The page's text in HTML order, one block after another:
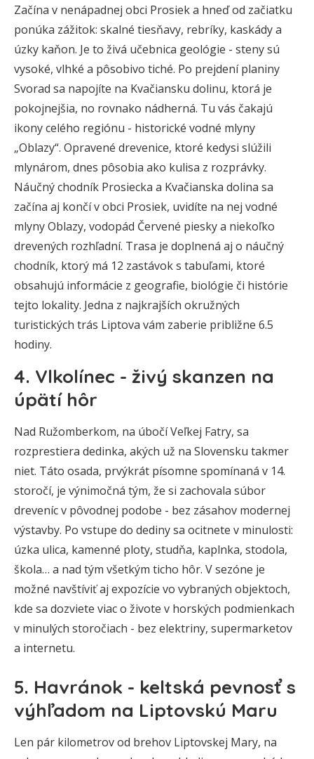
Začína v nenápadnej obci Prosiek a hneď od začiatku
ponúka zážitok: skalné tiesňavy, rebríky, kaskády a
úzky kaňon. Je to živá učebnica geológie - steny sú
vysoké, vlhké a pôsobivo tiché. Po prejdení planiny
Svorad sa napojíte na Kvačiansku dolinu, ktorá je
pokojnejšia, no rovnako nádherná. Tu vás čakajú
ikony celého regiónu - historické vodné mlyny
„Oblazy“. Opravené drevenice, ktoré kedysi slúžili
mlynárom, dnes pôsobia ako kulisa z rozprávky.
Náučný chodník Prosiecka a Kvačianska dolina sa
začína aj končí v obci Prosiek, uvidíte na nej vodné
mlyny Oblazy, vodopád Červené piesky a niekoľko
drevených rozhľadní. Trasa je doplnená aj o náučný
chodník, ktorý má 12 zastávok s tabuľami, ktoré
obsahujú informácie z geografie, biológie či histórie
tejto lokality. Jedna z najkrajších okružných
turistických trás Liptova vám zaberie približne 6.5
hodiny.
4. Vlkolínec - živý skanzen na
úpätí hôr
Nad Ružomberkom, na úbočí Veľkej Fatry, sa
rozprestiera dedinka, akých už na Slovensku takmer
niet. Táto osada, prvýkrát písomne spomínaná v 14.
storočí, je výnimočná tým, že si zachovala súbor
dreveníc v pôvodnej podobe - bez zásahov modernej
výstavby. Po vstupe do dediny sa ocitnete v minulosti:
úzka ulica, kamenné ploty, studňa, kaplnka, stodola,
škola… a nad tým všetkým ticho hôr. V sezóne je
možné navštíviť aj expozície vo vybraných objektoch,
kde sa dozviete viac o živote v horských podmienkach
v minulých storočiach - bez elektriny, supermarketov
a internetu.
5. Havránok - keltská pevnosť s
výhľadom na Liptovskú Maru
Len pár kilometrov od brehov Liptovskej Mary, na